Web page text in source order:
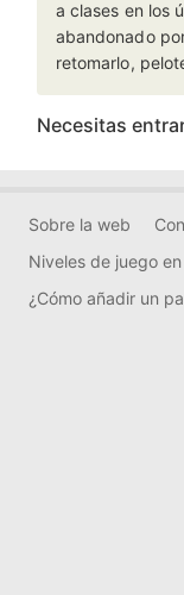
a clases en los
abandonado
retomarlo,
Necesitas
Sobre la web
Niveles de juego
¿Cómo añadir un